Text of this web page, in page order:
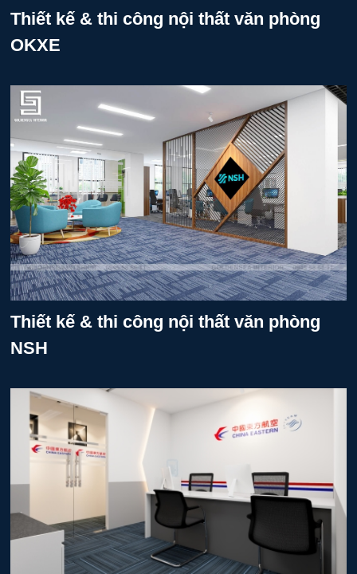
Thiết kế & thi công nội thất văn phòng
OKXE
Thiết kế & thi công nội thất văn phòng
NSH